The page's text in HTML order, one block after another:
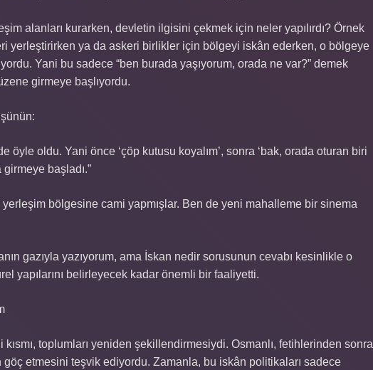
alanları kurarken, devletin ilgisini çekmek için neler yapılırdı? Örnek
yerleştirirken ya da askeri birlikler için bölgeyi iskân ederken, o bölgeye
Yani bu sadece “ben burada yaşıyorum, orada ne var?” demek
girmeye başlıyordu.
öyle oldu. Yani önce ‘çöp kutusu koyalım’, sonra ‘bak, orada oturan biri
başladı.”
yerleşim bölgesine cami yapmışlar. Ben de yeni mahalleme bir sinema
gazıyla yazıyorum, ama İskan nedir sorusunun cevabı kesinlikle o
yapılarını belirleyecek kadar önemli bir faaliyetti.
kısmı, toplumları yeniden şekillendirmesiydi. Osmanlı, fetihlerinden sonra
göç etmesini teşvik ediyordu. Zamanla, bu iskân politikaları sadece